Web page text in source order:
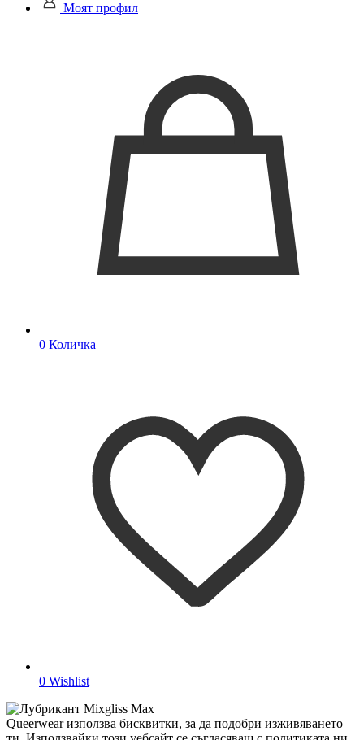
Моят профил
0 Количка
0 Wishlist
Queerwear използва бисквитки, за да подобри изживяването